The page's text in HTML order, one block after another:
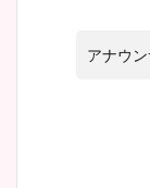
アナウ